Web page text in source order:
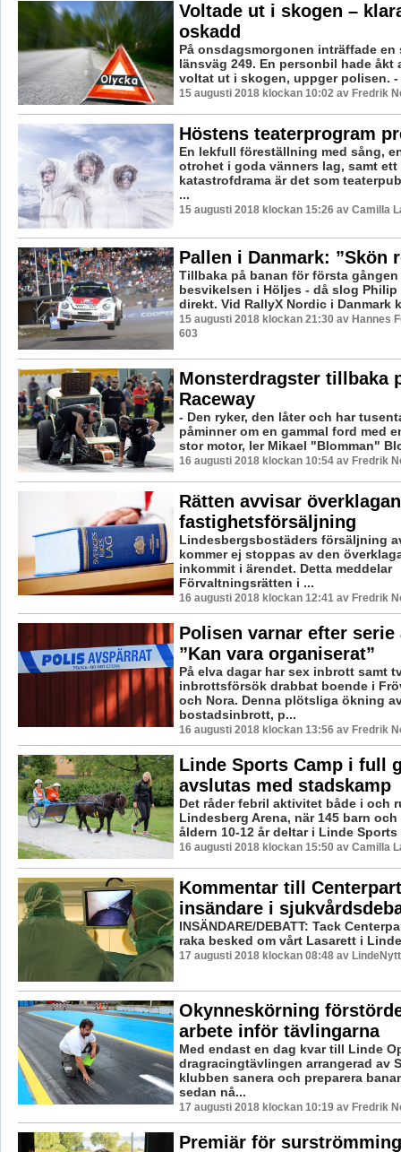
Voltade ut i skogen –
oskadd
På onsdagsmorgonen inträffade
länsväg 249. En personbil hade åkt
voltat ut i skogen, uppger polisen. -
15 augusti 2018 klockan 10:02 av Fredrik
Höstens teaterprogram
En lekfull föreställning med sång,
otrohet i goda vänners lag, samt ett
katastrofdrama är det som
...
15 augusti 2018 klockan 15:26 av Camilla
Pallen i Danmark: ”Skön
Tillbaka på banan för första gången
besvikelsen i Höljes - då slog Philip
direkt. Vid RallyX Nordic i Danmark
15 augusti 2018 klockan 21:30 av Hannes
603
Monsterdragster tillbaka
Raceway
- Den ryker, den låter och har
påminner om en gammal ford med
stor motor, ler Mikael "Blomman"
16 augusti 2018 klockan 10:54 av Fredrik
Rätten avvisar
fastighetsförsäljning
Lindesbergsbostäders försäljning
kommer ej stoppas av den
inkommit i ärendet. Detta meddelar
Förvaltningsrätten i ...
16 augusti 2018 klockan 12:41 av Fredrik
Polisen varnar efter
”Kan vara organiserat”
På elva dagar har sex inbrott samt
inbrottsförsök drabbat boende i
och Nora. Denna plötsliga ökning
bostadsinbrott, p...
16 augusti 2018 klockan 13:56 av Fredrik
Linde Sports Camp i full
avslutas med stadskamp
Det råder febril aktivitet både i och
Lindesberg Arena, när 145 barn
åldern 10-12 år deltar i Linde Sports
16 augusti 2018 klockan 15:50 av Camilla
Kommentar till
insändare i
INSÄNDARE/DEBATT: Tack
raka besked om vårt Lasarett i
17 augusti 2018 klockan 08:48 av
Okynneskörning
arbete inför tävlingarna
Med endast en dag kvar till Linde
dragracingtävlingen arrangerad av
klubben sanera och preparera
sedan nå...
17 augusti 2018 klockan 10:19 av Fredrik
Premiär för